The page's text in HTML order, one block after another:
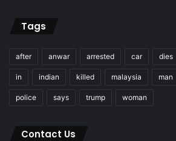
Tags
after anwar arrested car dies
in indian killed malaysia man
police says trump woman
Contact Us